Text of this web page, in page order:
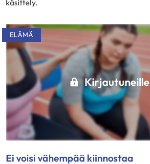
käsittely.
Kirjautuneille
ELÄMÄ
Ei voisi vähempää kiinnostaa